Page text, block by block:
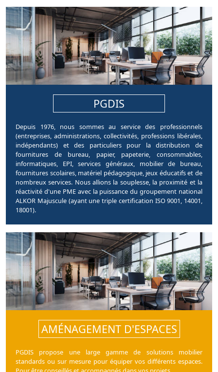
PGDIS
Depuis 1976, nous sommes au service des professionnels
(entreprises, administrations, collectivités, professions libérales,
indépendants) et des particuliers pour la distribution de
fournitures de bureau, papier, papeterie, consommables,
informatiques, EPI, services généraux, mobilier de bureau,
fournitures scolaires, matériel pédagogique, jeux éducatifs et de
nombreux services. Nous allions la souplesse, la proximité et la
réactivité d'une PME avec la puissance du groupement national
ALKOR Majuscule (ayant une triple certification ISO 9001, 14001,
18001).
AMÉNAGEMENT D'ESPACES
PGDIS propose une large gamme de solutions mobilier
standards ou sur mesure pour équiper vos différents espaces.